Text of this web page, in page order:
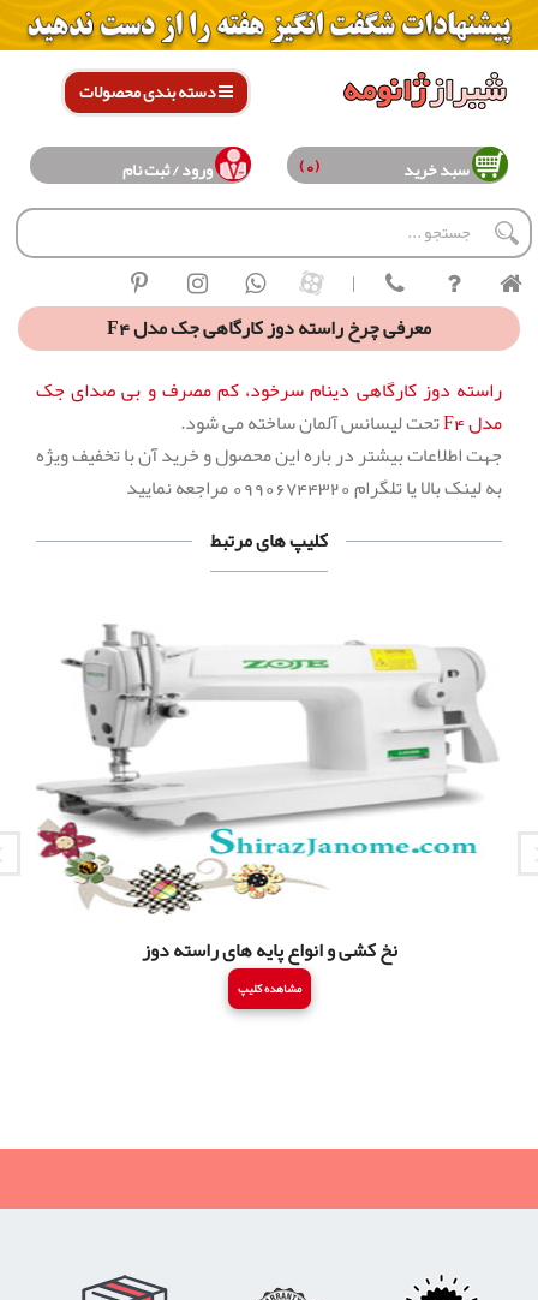
دسته بندی محصولات
سبد خرید ورود / ثبت نام
معرفی چرخ راسته دوز کارگاهی جک مدل F4
راسته دوز کارگاهی دینام سرخود، کم مصرف و بی صدای جک
مدل F4
تحت لیسانس آلمان ساخته می شود.
جهت اطلاعات بیشتر در باره این محصول و خرید آن با تخفیف ویژه
به لینک بالا یا تلگرام 09906744320 مراجعه نمایید
کلیپ های مرتبط
نخ کشی و انواع پایه های راسته دوز
مشاهده کلیپ